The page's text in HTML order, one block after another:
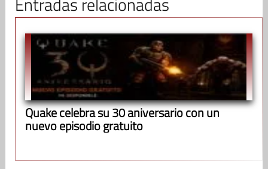
Quake celebra su 30 aniversario con un
nuevo episodio gratuito